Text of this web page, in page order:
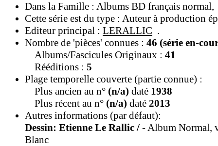
Dans la Famille : Albums BD français normal,
Cette série est du type : Auteur à production
Editeur principal : LERALLIC .
Nombre de 'pièces' connues : 46 (série en-
Albums/Fascicules Originaux : 41
Rééditions : 5
Plage temporelle couverte (partie connue) :
Plus ancien au n° (n/a) daté 1938
Plus récent au n° (n/a) daté 2013
Autres informations (par défaut):
Dessin: Etienne Le Rallic / - Album Normal,
Blanc